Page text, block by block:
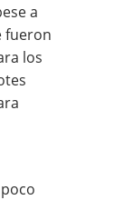
a
fueron
los